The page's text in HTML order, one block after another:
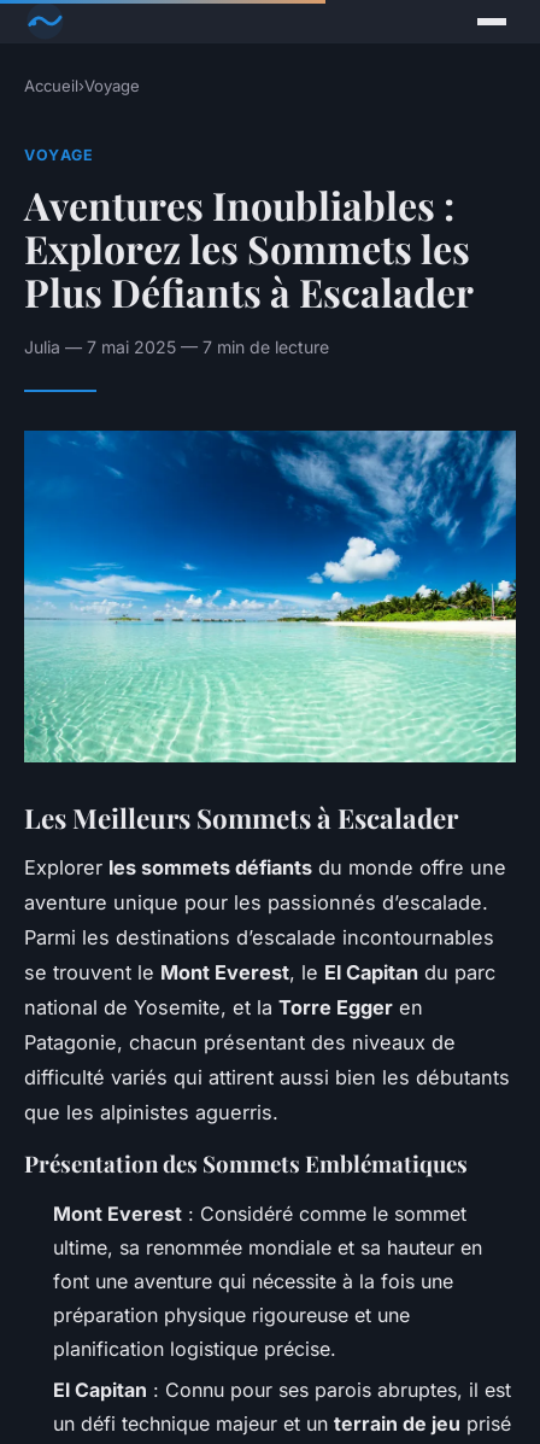
Accueil›Voyage
VOYAGE
Aventures Inoubliables :
Explorez les Sommets les
Plus Défiants à Escalader
Julia — 7 mai 2025 — 7 min de lecture
Les Meilleurs Sommets à Escalader
Explorer les sommets défiants du monde offre une
aventure unique pour les passionnés d’escalade.
Parmi les destinations d’escalade incontournables
se trouvent le Mont Everest, le El Capitan du parc
national de Yosemite, et la Torre Egger en
Patagonie, chacun présentant des niveaux de
difficulté variés qui attirent aussi bien les débutants
que les alpinistes aguerris.
Présentation des Sommets Emblématiques
Mont Everest : Considéré comme le sommet
ultime, sa renommée mondiale et sa hauteur en
font une aventure qui nécessite à la fois une
préparation physique rigoureuse et une
planification logistique précise.
El Capitan : Connu pour ses parois abruptes, il est
un défi technique majeur et un terrain de jeu prisé